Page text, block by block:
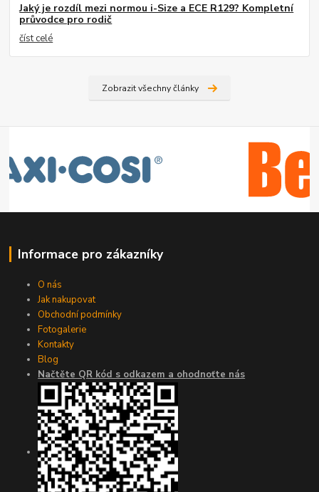
Jaký je rozdíl mezi normou i-Size a ECE R129? Kompletní
průvodce pro rodič
číst celé
Zobrazit všechny články
Informace pro zákazníky
O nás
Jak nakupovat
Obchodní podmínky
Fotogalerie
Kontakty
Blog
Načtěte QR kód s odkazem a ohodnoťte nás